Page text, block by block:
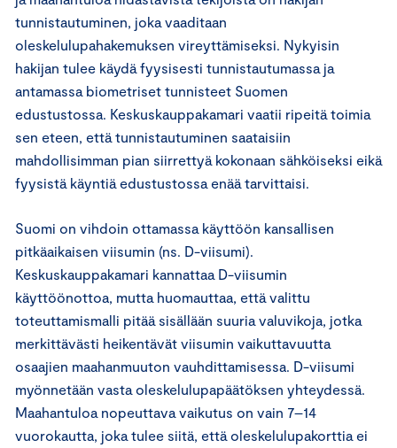
tunnistautuminen, joka vaaditaan
oleskelulupahakemuksen vireyttämiseksi. Nykyisin
hakijan tulee käydä fyysisesti tunnistautumassa ja
antamassa biometriset tunnisteet Suomen
edustustossa. Keskuskauppakamari vaatii ripeitä toimia
sen eteen, että tunnistautuminen saataisiin
mahdollisimman pian siirrettyä kokonaan sähköiseksi eikä
fyysistä käyntiä edustustossa enää tarvittaisi.
Suomi on vihdoin ottamassa käyttöön kansallisen
pitkäaikaisen viisumin (ns. D-viisumi).
Keskuskauppakamari kannattaa D-viisumin
käyttöönottoa, mutta huomauttaa, että valittu
toteuttamismalli pitää sisällään suuria valuvikoja, jotka
merkittävästi heikentävät viisumin vaikuttavuutta
osaajien maahanmuuton vauhdittamisessa. D-viisumi
myönnetään vasta oleskelulupapäätöksen yhteydessä.
Maahantuloa nopeuttava vaikutus on vain 7–14
vuorokautta, joka tulee siitä, että oleskelulupakorttia ei